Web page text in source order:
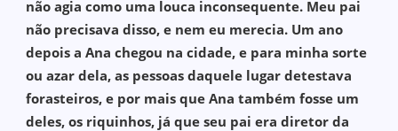
não agia como uma louca inconsequente. Meu pai
não precisava disso, e nem eu merecia. Um ano
depois a Ana chegou na cidade, e para minha sorte
ou azar dela, as pessoas daquele lugar detestava
forasteiros, e por mais que Ana também fosse um
deles, os riquinhos, já que seu pai era diretor da